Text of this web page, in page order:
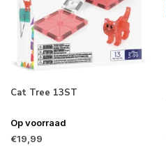
Cat Tree 13ST
Op voorraad
€19,99